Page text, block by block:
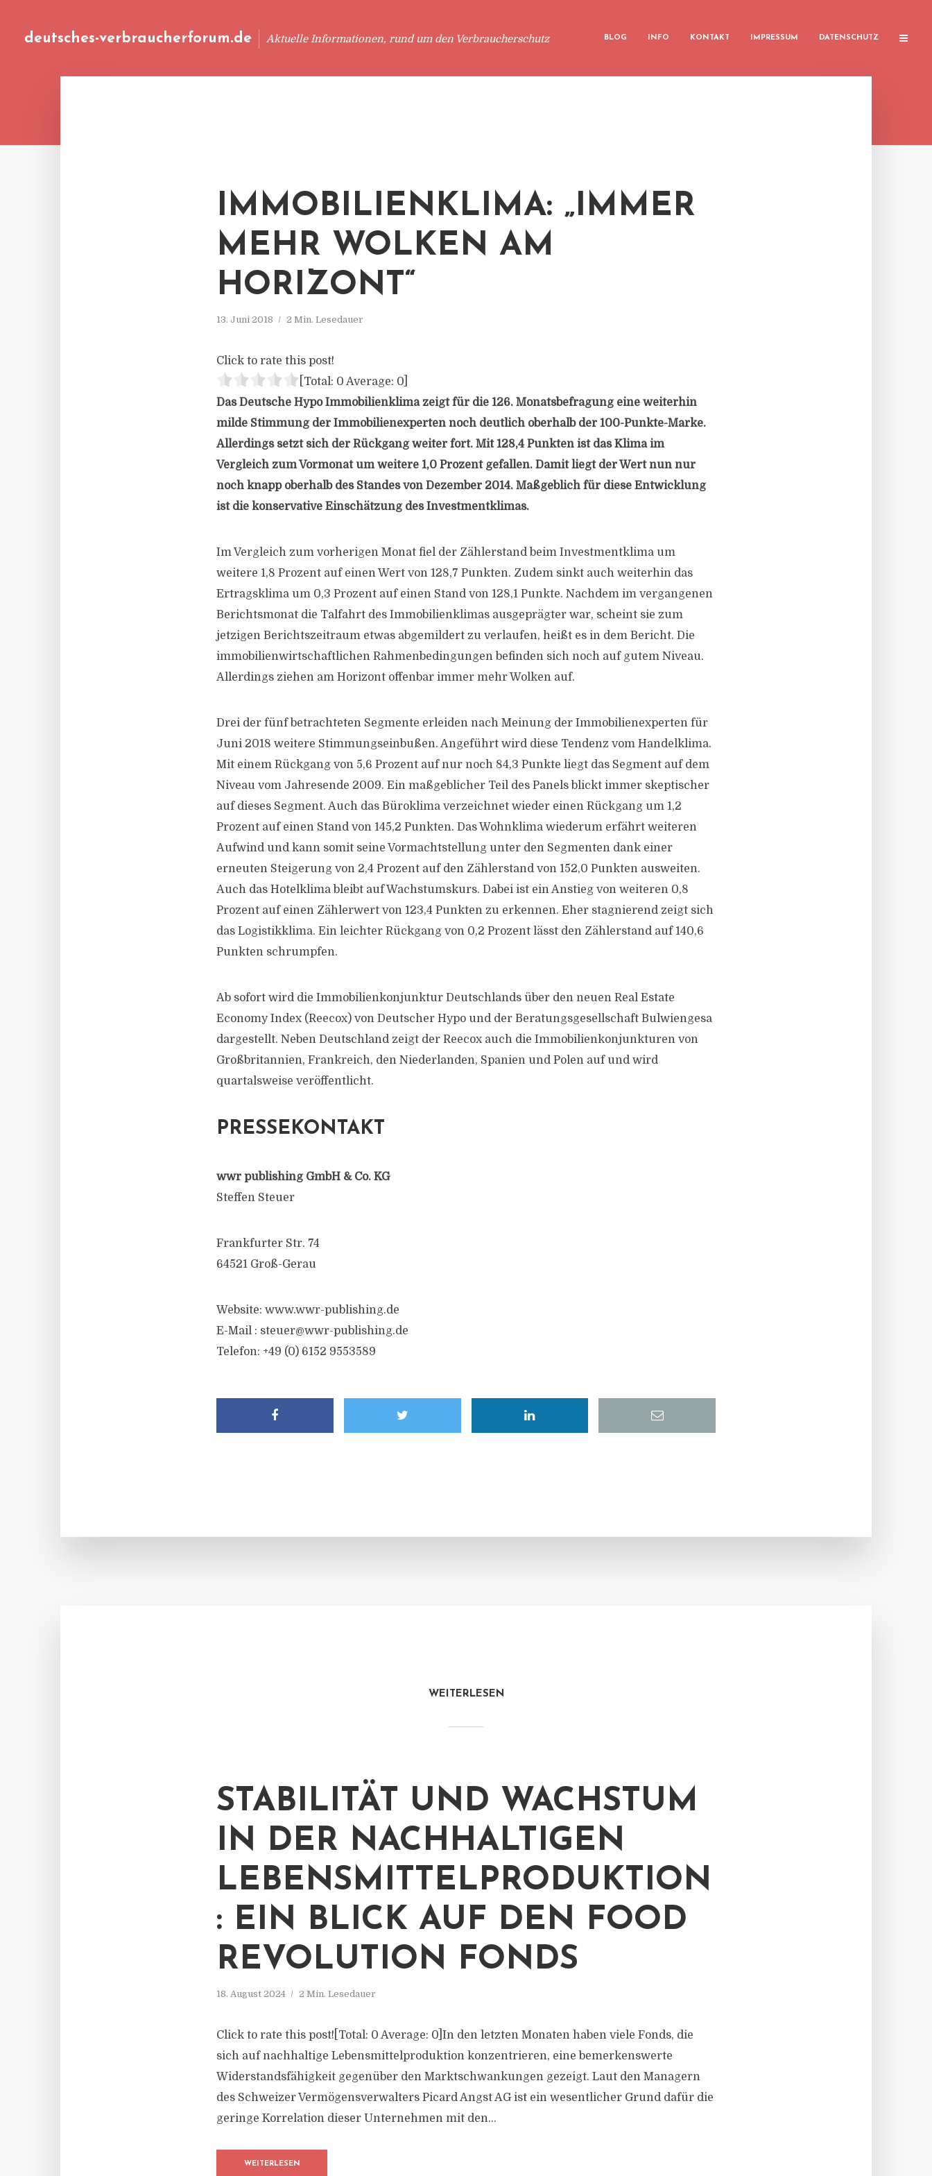
deutsches-verbraucherforum.de Aktuelle Informationen, rund um den Verbraucherschutz BLOG INFO KONTAKT IMPRESSUM DATENSCHUTZ
IMMOBILIENKLIMA: „IMMER
MEHR WOLKEN AM
HORIZONT“
13. Juni 2018 2 Min. Lesedauer
Click to rate this post!
[Total: 0 Average: 0
Das Deutsche Hypo Immobilienklima zeigt für die 126. Monatsbefragung eine weiterhin
milde Stimmung der Immobilienexperten noch deutlich oberhalb der 100-Punkte-Marke.
Allerdings setzt sich der Rückgang weiter fort. Mit 128,4 Punkten ist das Klima im
Vergleich zum Vormonat um weitere 1,0 Prozent gefallen. Damit liegt der Wert nun nur
noch knapp oberhalb des Standes von Dezember 2014. Maßgeblich für diese Entwicklung
ist die konservative Einschätzung des Investmentklimas.
Im Vergleich zum vorherigen Monat fiel der Zählerstand beim Investmentklima um
weitere 1,8 Prozent auf einen Wert von 128,7 Punkten. Zudem sinkt auch weiterhin das
Ertragsklima um 0,3 Prozent auf einen Stand von 128,1 Punkte. Nachdem im vergangenen
Berichtsmonat die Talfahrt des Immobilienklimas ausgeprägter war, scheint sie zum
jetzigen Berichtszeitraum etwas abgemildert zu verlaufen, heißt es in dem Bericht. Die
immobilienwirtschaftlichen Rahmenbedingungen befinden sich noch auf gutem Niveau.
Allerdings ziehen am Horizont offenbar immer mehr Wolken auf.
Drei der fünf betrachteten Segmente erleiden nach Meinung der Immobilienexperten für
Juni 2018 weitere Stimmungseinbußen. Angeführt wird diese Tendenz vom Handelklima.
Mit einem Rückgang von 5,6 Prozent auf nur noch 84,3 Punkte liegt das Segment auf dem
Niveau vom Jahresende 2009. Ein maßgeblicher Teil des Panels blickt immer skeptischer
auf dieses Segment. Auch das Büroklima verzeichnet wieder einen Rückgang um 1,2
Prozent auf einen Stand von 145,2 Punkten. Das Wohnklima wiederum erfährt weiteren
Aufwind und kann somit seine Vormachtstellung unter den Segmenten dank einer
erneuten Steigerung von 2,4 Prozent auf den Zählerstand von 152,0 Punkten ausweiten.
Auch das Hotelklima bleibt auf Wachstumskurs. Dabei ist ein Anstieg von weiteren 0,8
Prozent auf einen Zählerwert von 123,4 Punkten zu erkennen. Eher stagnierend zeigt sich
das Logistikklima. Ein leichter Rückgang von 0,2 Prozent lässt den Zählerstand auf 140,6
Punkten schrumpfen.
Ab sofort wird die Immobilienkonjunktur Deutschlands über den neuen Real Estate
Economy Index (Reecox) von Deutscher Hypo und der Beratungsgesellschaft Bulwiengesa
dargestellt. Neben Deutschland zeigt der Reecox auch die Immobilienkonjunkturen von
Großbritannien, Frankreich, den Niederlanden, Spanien und Polen auf und wird
quartalsweise veröffentlicht.
PRESSEKONTAKT
wwr publishing GmbH & Co. KG
Steffen Steuer
Frankfurter Str. 74
64521 Groß-Gerau
Website: www.wwr-publishing.de
E-Mail : steuer@wwr-publishing.de
Telefon: +49 (0) 6152 9553589
WEITERLESEN
STABILITÄT UND WACHSTUM
IN DER NACHHALTIGEN
LEBENSMITTELPRODUKTION
: EIN BLICK AUF DEN FOOD
REVOLUTION FONDS
18. August 2024 2 Min. Lesedauer
Click to rate this post![Total: 0 Average: 0]In den letzten Monaten haben viele Fonds, die
sich auf nachhaltige Lebensmittelproduktion konzentrieren, eine bemerkenswerte
Widerstandsfähigkeit gegenüber den Marktschwankungen gezeigt. Laut den Managern
des Schweizer Vermögensverwalters Picard Angst AG ist ein wesentlicher Grund dafür die
geringe Korrelation dieser Unternehmen mit den...
WEITERLESEN